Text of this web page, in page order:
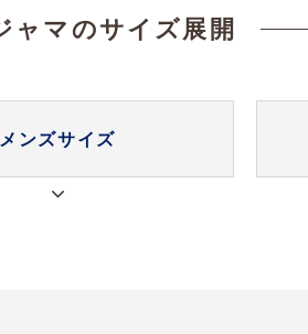
ャマのサイズ展開
メンズサイズ